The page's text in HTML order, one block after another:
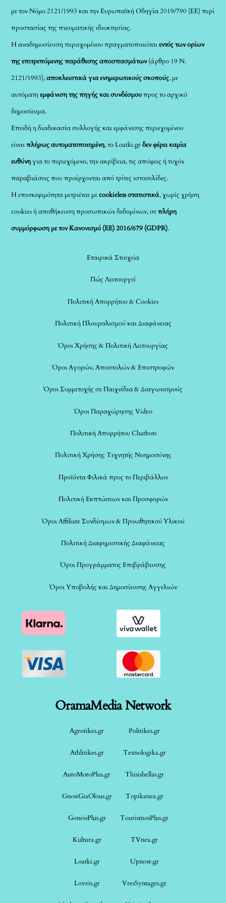
με τον Νόμο 2121/1993 και την Ευρωπαϊκή Οδηγία 2019/790 (ΕΕ) περί
προστασίας της πνευματικής ιδιοκτησίας.
Η αναδημοσίευση περιεχομένου πραγματοποιείταιεντός των ορίων
της επιτρεπόμενης παράθεσης αποσπασμάτων(άρθρο 19 Ν.
2121/1993),αποκλειστικά για ενημερωτικούς σκοπούς, με
αυτόματηεμφάνιση της πηγής και συνδέσμουπρος το αρχικό
δημοσίευμα.
Επειδή η διαδικασία συλλογής και εμφάνισης περιεχομένου
είναιπλήρως αυτοματοποιημένη, το Loatki.grδεν φέρει καμία
ευθύνηγια το περιεχόμενο, την ακρίβεια, τις απόψεις ή τυχόν
παραβιάσεις που προέρχονται από τρίτες ιστοσελίδες.
Η επισκεψιμότητα μετριέται μεcookieless στατιστικά, χωρίς χρήση
cookies ή αποθήκευση προσωπικών δεδομένων, σεπλήρη
συμμόρφωση με τον Κανονισμό (ΕΕ) 2016/679 (GDPR).
Εταιρικά Στοιχεία
Πώς Λειτουργεί
Πολιτική Απορρήτου & Cookies
Πολιτική Πλουραλισμού και Διαφάνειας
Όροι Χρήσης & Πολιτική Λειτουργίας
Όροι Αγορών, Αποστολών & Επιστροφών
Όροι Συμμετοχής σε Παιχνίδια & Διαγωνισμούς
Όροι Παραχώρησης Video
Πολιτική Απορρήτου Chatbots
Πολιτική Χρήσης Τεχνητής Νοημοσύνης
Προϊόντα Φιλικά προς το Περιβάλλον
Πολιτική Εκπτώσεων και Προσφορών
Όροι Affiliate Συνδέσμων & Προωθητικού Υλικού
Πολιτική Διαφημιστικής Διαφάνειας
Όροι Προγράμματος Επιβράβευσης
Όροι Υποβολής και Δημοσίευσης Αγγελιών
OramaMedia Network
Agrotikes.gr Politikes.gr
Athlitikes.gr Texnologika.gr
AutoMotoPlus.gr Thisishellas.gr
GnosiGiaOlous.gr Topikanea.gr
GoneisPlus.gr TourismosPlus.gr
Kultura.gr TVnea.gr
Loatki.gr Upnow.gr
Loveis.gr VresSyntages.gr